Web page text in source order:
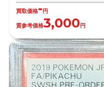
買取価格- 円
質参考価格3,000 円